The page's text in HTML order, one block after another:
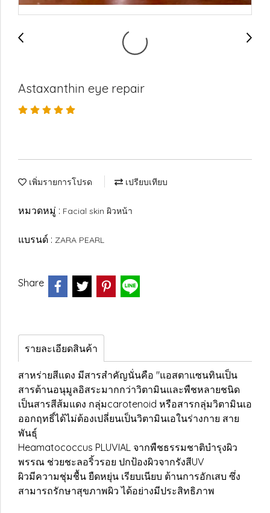
Astaxanthin eye repair
เพิ่มรายการโปรด เปรียบเทียบ
หมวดหมู่ : Facial skin ผิวหน้า
แบรนด์ : ZARA PEARL
Share
รายละเอียดสินค้า
สาหร่ายสีแดง มีสารสำคัญนั่นคือ "แอสตาแซนทินเป็น
สารต้านอนุมูลอิสระมากกว่าวิตามินและพืชหลายชนิด
เป็นสารสีส้มแดง กลุ่มcarotenoid หรือสารกลุ่มวิตามินเอ
ออกฤทธิ์ได้ไม่ต้องเปลี่ยนเป็นวิตามินเอในร่างกาย สาย
พันธุ์
Heamatococcus PLUVIAL จากพืชธรรมชาติบำรุงผิว
พรรณ ช่วยชะลอริ้วรอย ปกป้องผิวจากรังสีUV
ผิวมีความชุ่มชื้น ยืดหยุ่น เรียบเนียบ ต้านการอักเสบ ซึ่ง
สามารถรักษาสุขภาพผิว ได้อย่างมีประสิทธิภาพ